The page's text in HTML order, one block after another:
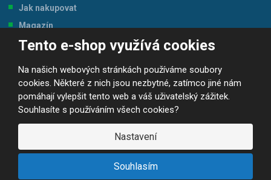
Tento e-shop využívá cookies
Na našich webových stránkách používáme soubory
cookies. Některé z nich jsou nezbytné, zatímco jiné nám
pomáhají vylepšit tento web a váš uživatelský zážitek.
Souhlasíte s používáním všech cookies?
Nastavení
Souhlasím
Jak nakupovat
Magazín
Tabulka velikostí
© 2026, JP-SPORT.CZ SPORTOVNÍ POTŘEBY
Prohlášení o přístupnosti |Mapa stránek ||GDPR
VYROBILA
R